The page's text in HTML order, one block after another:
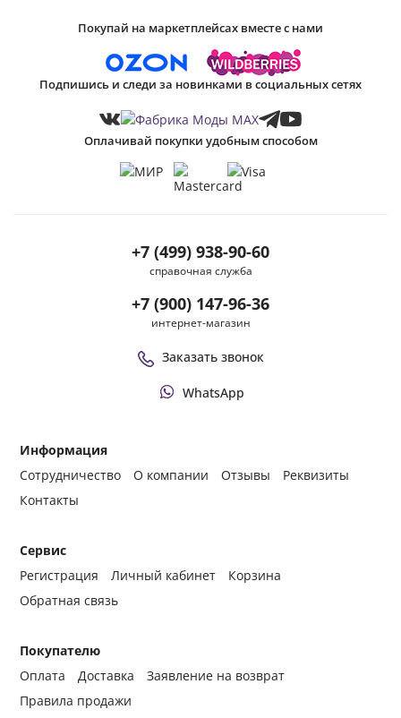
Информация
Сотрудничество
О компании Отзывы
Реквизиты
Контакты
Сервис
Регистрация
Личный кабинет
Корзина
Обратная связь
Покупателю
Оплата
Доставка
Заявление на возврат
Правила продажи
+7 (499) 938-90-60
справочная служба
+7 (900) 147-96-36
интернет-магазин
Заказать звонок
WhatsApp
Покупай на маркетплейсах вместе с нами
Подпишись и следи за новинками в социальных сетях
Оплачивай покупки удобным способом